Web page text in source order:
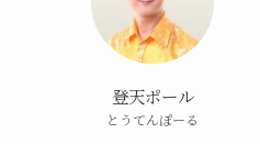
登天ポール
とうてんぽーる